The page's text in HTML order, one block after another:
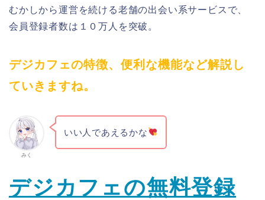
むかしから運営を続ける老舗の出会い系サービスで、
会員登録者数は１０万人を突破。
デジカフェの特徴、便利な機能など解説し
ていきますね。
みく
いい人であえるかな
デジカフェの無料登録